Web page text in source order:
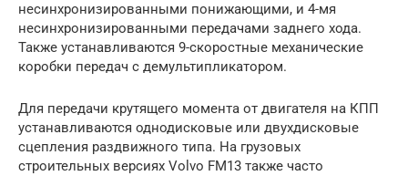
несинхронизированными понижающими, и 4-мя
несинхронизированными передачами заднего хода.
Также устанавливаются 9-скоростные механические
коробки передач с демультипликатором.
Для передачи крутящего момента от двигателя на КПП
устанавливаются однодисковые или двухдисковые
сцепления раздвижного типа. На грузовых
строительных версиях Volvo FM13 также часто